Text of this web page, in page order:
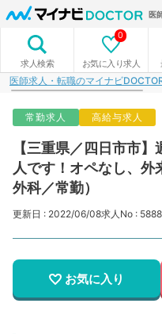
医
求人検索 お気に入り求人
0
医師求人・転職のマイナビ
常勤求人 高給与求人
【三重県／四日市市
人です！オペなし、
外科／常勤）
更新日 : 2022/06/08求人No :
お気に入り